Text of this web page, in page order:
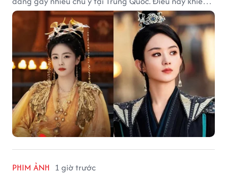
không ít người đặt câu hỏi liệu những ngôi sao hàng
đầu như Bạch Lộc, Triệu Lệ Dĩnh có thể bị thay thế
trong tương lai.
PHIM ẢNH 1 giờ trước